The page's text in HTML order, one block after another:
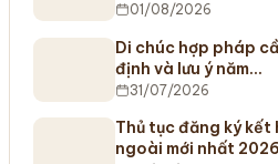
01/08/2026
Di chúc hợp pháp
định và lưu ý năm…
31/07/2026
Thủ tục đăng ký kết
ngoài mới nhất 2026